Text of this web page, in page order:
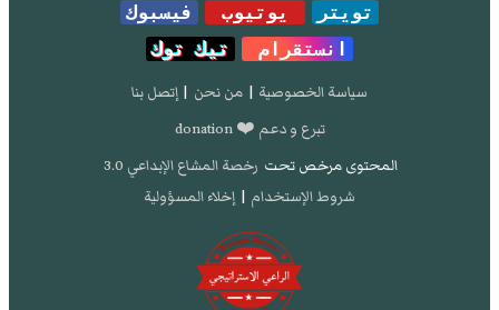
تويتر يوتيوب
فيسبوك
انستقرام
تيك توك
سياسة الخصوصية | من نحن | إتصل بنا
تبرع و دعم ❤️ donation
المحتوى مرخص تحت رخصة المشاع الإبداعي 3.0
شروط الإستخدام | إخلاء المسؤولية